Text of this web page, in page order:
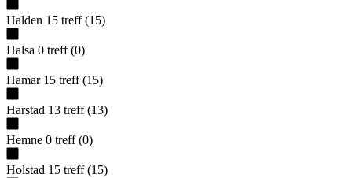
Halden 15 treff (15)
Halsa 0 treff (0)
Hamar 15 treff (15)
Harstad 13 treff (13)
Hemne 0 treff (0)
Holstad 15 treff (15)